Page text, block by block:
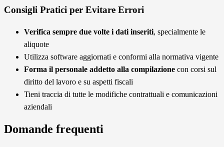
Consigli Pratici per Evitare Errori
Verifica sempre due volte i dati inseriti, specialmente le
aliquote
Utilizza software aggiornati e conformi alla normativa vigente
Forma il personale addetto alla compilazione con corsi sul
diritto del lavoro e su aspetti fiscali
Tieni traccia di tutte le modifiche contrattuali e comunicazioni
aziendali
Domande frequenti